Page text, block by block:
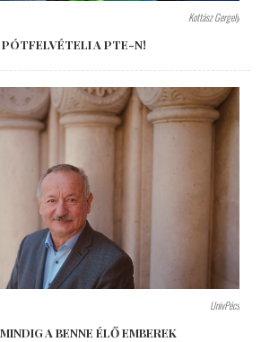
Kottász Gergely
PÓTFELVÉTELI A PTE-N!
UnivPécs
A BENNE ÉLŐ EMBEREK